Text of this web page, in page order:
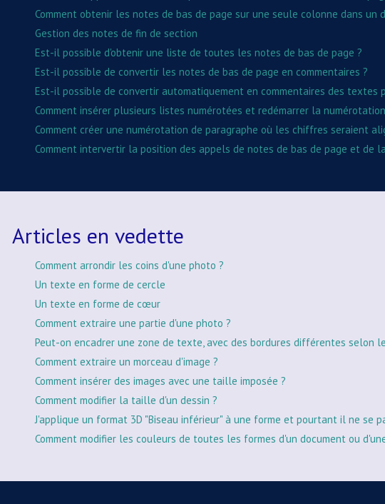
Comment obtenir les notes de bas de page sur une seule colonne dans un
Gestion des notes de fin de section
Est-il possible d'obtenir une liste de toutes les notes de bas de page ?
Est-il possible de convertir les notes de bas de page en commentaires ?
Est-il possible de convertir automatiquement en commentaires des textes
Comment insérer plusieurs listes numérotées et redémarrer la
Comment créer une numérotation de paragraphe où les chiffres seraient
Comment intervertir la position des appels de notes de bas de page et de
Articles en vedette
Comment arrondir les coins d'une photo ?
Un texte en forme de cercle
Un texte en forme de cœur
Comment extraire une partie d'une photo ?
Peut-on encadrer une zone de texte, avec des bordures différentes selon
Comment extraire un morceau d'image ?
Comment insérer des images avec une taille imposée ?
Comment modifier la taille d'un dessin ?
J'applique un format 3D "Biseau inférieur" à une forme et pourtant il ne se
Comment modifier les couleurs de toutes les formes d'un document ou